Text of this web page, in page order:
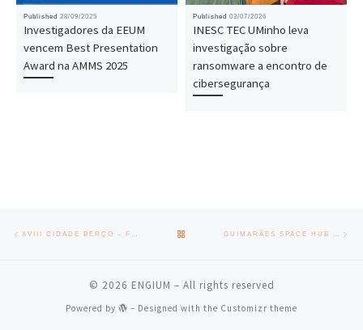
Published 28/09/2025
Investigadores da EEUM
vencem Best Presentation
Award na AMMS 2025
Published 03/07/2026
INESC TEC UMinho leva
investigação sobre
ransomware a encontro de
cibersegurança
Post navigation XVIII CIDADE BERÇO – FESTIVAL DE TUNAS ACADÉMICAS DE VOLTA A GUIMARÃES BACK TO POST LIST GUIMARÃES SPACE HUB DARÁ UM IMPULSO À INVESTIGAÇÃO E ECONOMIA AEROESPACIAL EM PORTUGAL
© 2026 ENGIUM – All rights reserved
Powered by – Designed with the Customizr theme